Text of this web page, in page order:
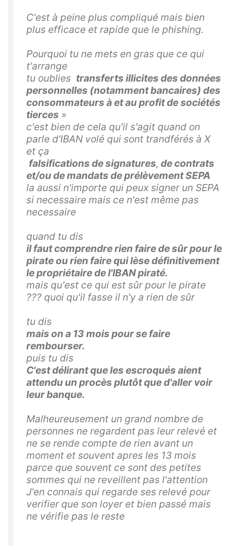
C'est à peine plus compliqué mais bien
plus efficace et rapide que le phishing.
Pourquoi tu ne mets en gras que ce qui
t'arrange
tu oublies transferts illicites des données
personnelles (notamment bancaires) des
consommateurs à et au profit de sociétés
tierces »
c'est bien de cela qu'il s'agit quand on
parle d'IBAN volé qui sont trandférés à X
et ça
falsifications de signatures, de contrats
et/ou de mandats de prélèvement SEPA
la aussi n'importe qui peux signer un SEPA
si necessaire mais ce n'est même pas
necessaire
quand tu dis
il faut comprendrerien faire de sûr pour le
pirateou rien faire qui lèse définitivement
le propriétaire de l'IBAN piraté.
mais qu'est ce qui est sûr pour le pirate
??? quoi qu'il fasse il n'y a rien de sûr
tu dis
mais on a 13 mois pour se faire
rembourser.
puis tu dis
C'est délirant que les escroqués aient
attendu un procès plutôt que d'aller voir
leur banque.
Malheureusement un grand nombre de
personnes ne regardent pas leur relevé et
ne se rende compte de rien avant un
moment et souvent apres les 13 mois
parce que souvent ce sont des petites
sommes qui ne reveillent pas l'attention
J'en connais qui regarde ses relevé pour
verifier que son loyer et bien passé mais
ne vérifie pas le reste